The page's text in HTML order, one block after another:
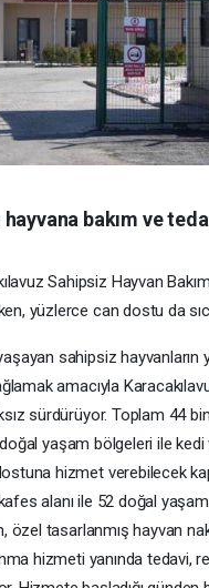
bakım ve
Sahipsiz Hayvan
yüzlerce can dostu da
sahipsiz hayvanların
amacıyla
sürdürüyor. Toplam 44
yaşam bölgeleri ile
hizmet verebilecek
alanı ile 52 doğal
tasarlanmış hayvan
hizmeti yanında tedavi,